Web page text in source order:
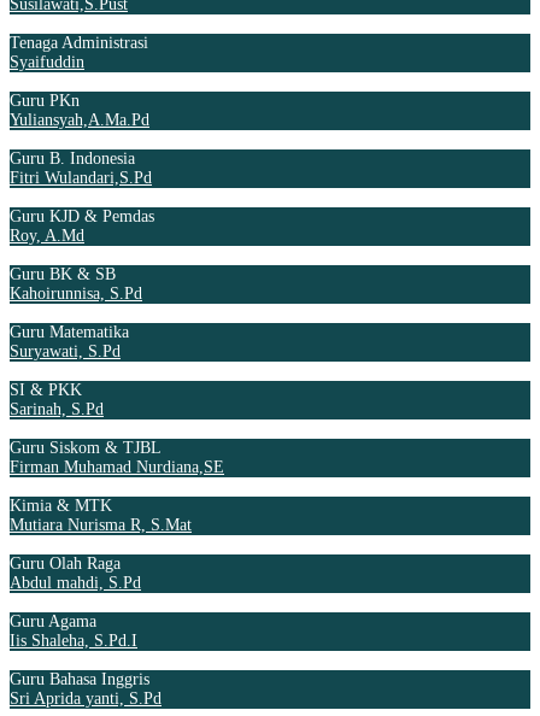
Susilawati,S.Pust
Tenaga Administrasi
Syaifuddin
Guru PKn
Yuliansyah,A.Ma.Pd
Guru B. Indonesia
Fitri Wulandari,S.Pd
Guru KJD & Pemdas
Roy, A.Md
Guru BK & SB
Kahoirunnisa, S.Pd
Guru Matematika
Suryawati, S.Pd
SI & PKK
Sarinah, S.Pd
Guru Siskom & TJBL
Firman Muhamad Nurdiana,SE
Kimia & MTK
Mutiara Nurisma R, S.Mat
Guru Olah Raga
Abdul mahdi, S.Pd
Guru Agama
Iis Shaleha, S.Pd.I
Guru Bahasa Inggris
Sri Aprida yanti, S.Pd